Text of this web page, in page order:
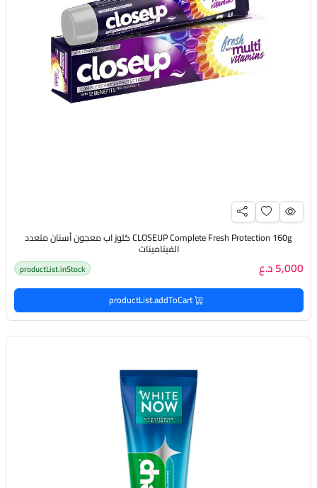
CLOSEUP Complete Fresh Protection 160g كلوز اب معجون أسنان متعدد
الفيتامينات
5,000 د.ع productList.inStock
productList.addToCart